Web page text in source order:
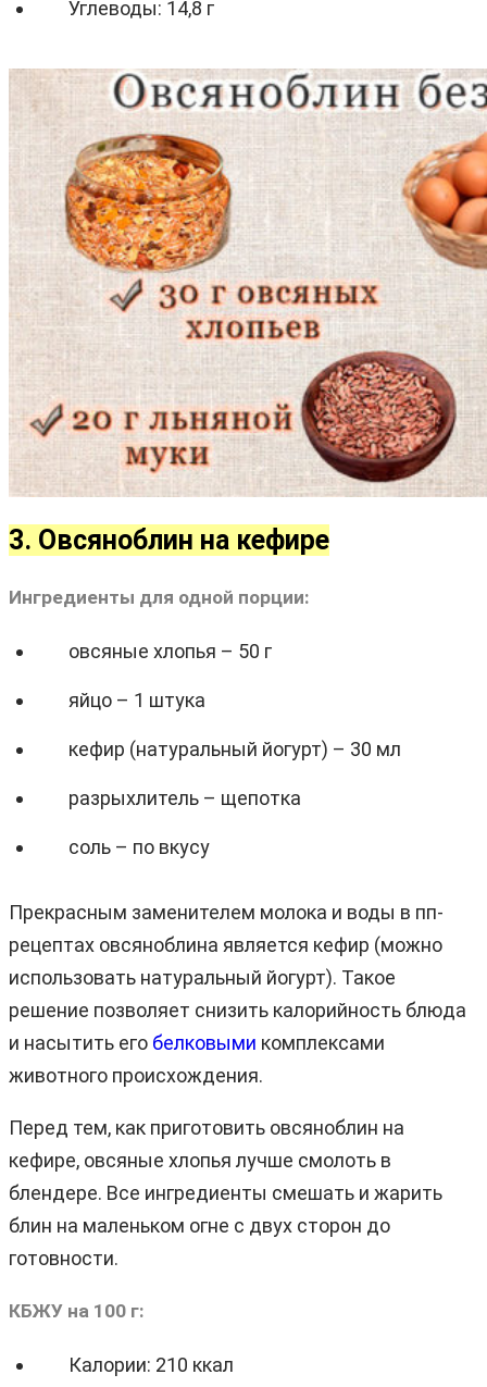
Углеводы: 14,8 г
3. Овсяноблин на кефире
Ингредиенты для одной порции:
овсяные хлопья – 50 г
яйцо – 1 штука
кефир (натуральный йогурт) – 30 мл
разрыхлитель – щепотка
соль – по вкусу
Прекрасным заменителем молока и воды в пп-
рецептах овсяноблина является кефир (можно
использовать натуральный йогурт). Такое
решение позволяет снизить калорийность блюда
и насытить его белковыми комплексами
животного происхождения.
Перед тем, как приготовить овсяноблин на
кефире, овсяные хлопья лучше смолоть в
блендере. Все ингредиенты смешать и жарить
блин на маленьком огне с двух сторон до
готовности.
КБЖУ на 100 г:
Калории: 210 ккал